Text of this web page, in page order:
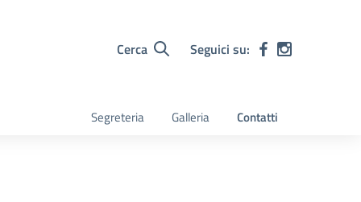
Cerca Seguici su:
Segreteria Galleria Contatti